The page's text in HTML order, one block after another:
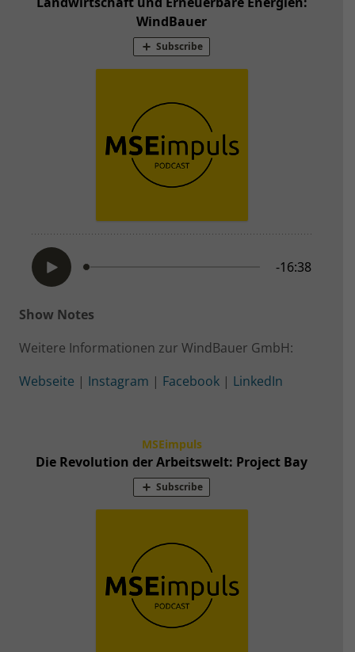
Show Notes
Weitere Informationen zur WindBauer GmbH:
Webseite | Instagram | Facebook | LinkedIn